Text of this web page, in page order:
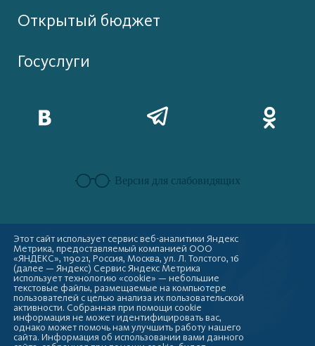
Открытый бюджет
Госуслуги
Версия для слабовидящих
Этот сайт использует сервис веб-аналитики Яндекс
Метрика, предоставляемый компанией ООО
«ЯНДЕКС», 119021, Россия, Москва, ул. Л. Толстого, 16
(далее — Яндекс) Сервис Яндекс Метрика
использует технологию «cookie» — небольшие
текстовые файлы, размещаемые на компьютере
пользователей с целью анализа их пользовательской
активности. Собранная при помощи cookie
информация не может идентифицировать вас,
однако может помочь нам улучшить работу нашего
сайта. Информация об использовании вами данного